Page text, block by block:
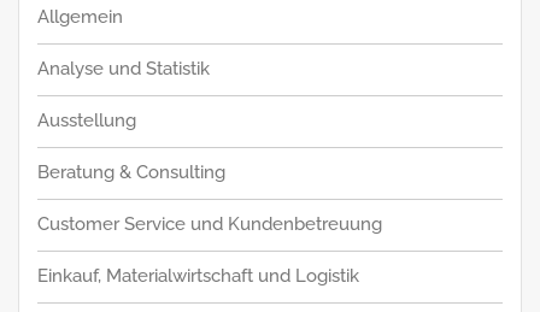
Allgemein
Analyse und Statistik
Ausstellung
Beratung & Consulting
Customer Service und Kundenbetreuung
Einkauf, Materialwirtschaft und Logistik